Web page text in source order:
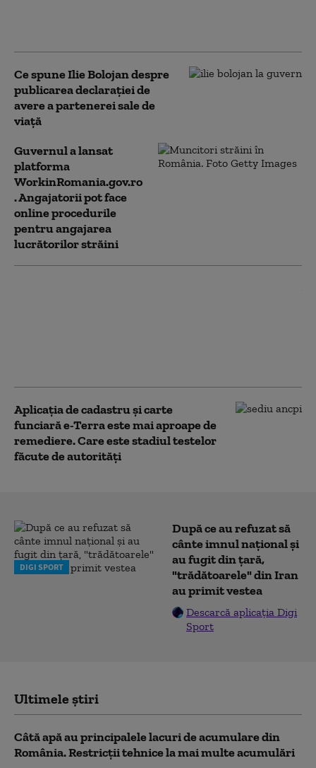
Ce spune Ilie Bolojan despre
publicarea declarației de
avere a partenerei sale de
viață
Guvernul a lansat
platforma
WorkinRomania.gov.ro
. Angajatorii pot face
online procedurile
pentru angajarea
lucrătorilor străini
Aplicaţia de cadastru şi carte
funciară e-Terra este mai aproape de
remediere. Care este stadiul testelor
făcute de autorități
DIGI SPORT
După ce au refuzat să
cânte imnul naţional şi
au fugit din ţară,
"trădătoarele" din Iran
au primit vestea
Descarcă aplicația Digi
Sport
Ultimele știri
Câtă apă au principalele lacuri de acumulare din
România. Restricţii tehnice la mai multe acumulări